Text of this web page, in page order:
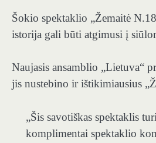
Šokio spektaklio „Žemaitė
istorija gali būti atgimusi į
Naujasis ansamblio „Lietuva“
jis nustebino ir ištikimiausius
„Šis savotiškas spektaklis
komplimentai spektaklio